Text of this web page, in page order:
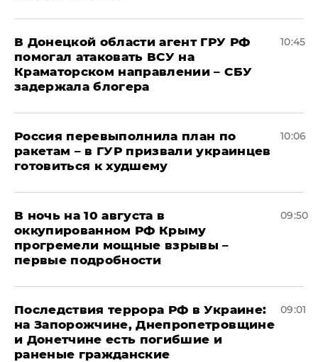
В Донецкой области агент ГРУ РФ
помогал атаковать ВСУ на
Краматорском направлении – СБУ
задержала блогера
10:45
Россия перевыполнила план по
ракетам – в ГУР призвали украинцев
готовиться к худшему
10:06
В ночь на 10 августа в
оккупированном РФ Крыму
прогремели мощные взрывы –
первые подробности
09:50
Последствия террора РФ в Украине:
на Запорожчине, Днепропетровщине
и Донетчине есть погибшие и
раненые гражданские
09:01